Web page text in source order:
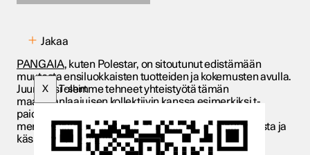
Jakaa
X T-shirt
PANGAIA, kuten Polestar, on sitoutunut edistämään
muutosta ensiluokkaisten tuotteiden ja kokemusten avulla.
Juuri siksi olemme tehneet yhteistyötä tämän
maailmanlaajuisen kollektiivin kanssa esimerkiksi t-
paidassa, joka on valmistettu 20-prosenttisesti
merileväkuidusta ja 80-prosenttisesti luomupuuvillasta ja
käsitelty
PPRMNT:llä.